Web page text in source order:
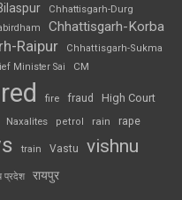
Chhattisgarh-Durg
Chhattisgarh-Korba
Raipur
Chhattisgarh-Sukma
Minister Sai CM
fire fraud High Court
Naxalites petrol rain rape
train Vastu vishnu
प्रदेश रायपुर